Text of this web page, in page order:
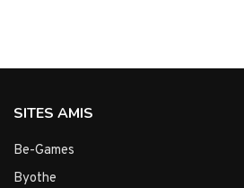
SITES AMIS
Be-Games
Byothe